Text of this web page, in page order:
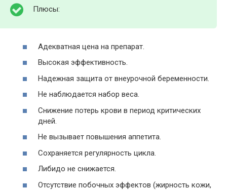
Плюсы:
Адекватная цена на препарат.
Высокая эффективность.
Надежная защита от внеурочной беременности.
Не наблюдается набор веса.
Снижение потерь крови в период критических
дней.
Не вызывает повышения аппетита.
Сохраняется регулярность цикла.
Либидо не снижается.
Отсутствие побочных эффектов (жирность кожи,